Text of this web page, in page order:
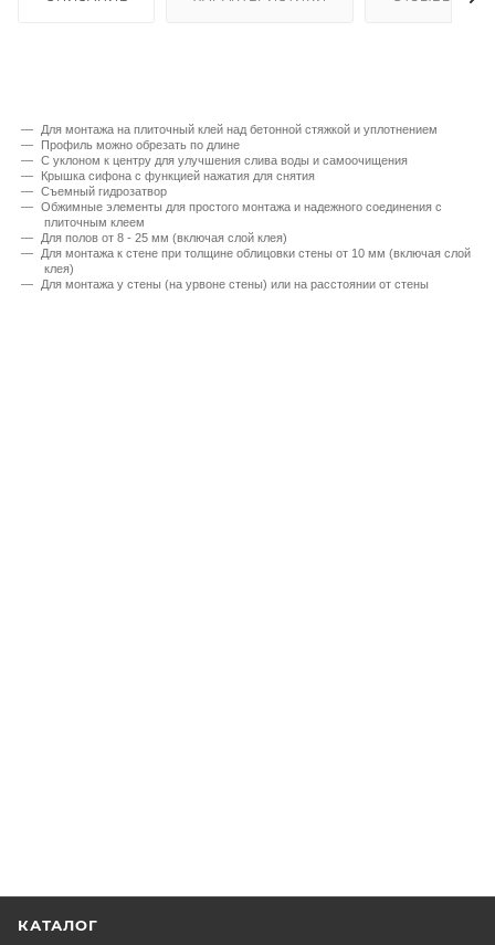
Для монтажа на плиточный клей над бетонной стяжкой и уплотнением
Профиль можно обрезать по длине
С уклоном к центру для улучшения слива воды и самоочищения
Крышка сифона с функцией нажатия для снятия
Съемный гидрозатвор
Обжимные элементы для простого монтажа и надежного соединения с
плиточным клеем
Для полов от 8 - 25 мм (включая слой клея)
Для монтажа к стене при толщине облицовки стены от 10 мм (включая слой
клея)
Для монтажа у стены (на урвоне стены) или на расстоянии от стены
КАТАЛОГ